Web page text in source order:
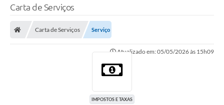
Carta de Serviços
Carta de Serviços Serviço
Atualizado em: 05/05/2026 às 15h09
IMPOSTOS E TAXAS